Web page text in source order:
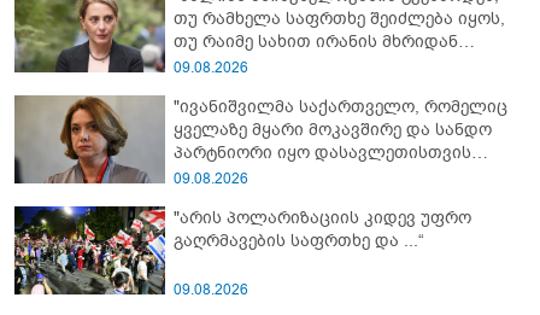
დაეკისროს ქვეყანას" - ოკუპირებული
ცხინვალის ე.წ. საგარეო უწყება
თუ რამხელა საფრთხე შეიძლება იყოს,
თუ რაიმე სახით ირანის მხრიდან
ფინანსური ინსტიტუტები აძლიერებს
ანტიეროვნული ხელისუფლების
ფინანსურ სტაბილურობას“ - ხატია
დეკანოიძე
09.08.2026
"ივანიშვილმა საქართველო, რომელიც
ყველაზე მყარი მოკავშირე და სანდო
პარტნიორი იყო დასავლეთისთვის
რეგიონში, რუსეთის და ირანის
სამრეცხაოდ აქცია"
09.08.2026
"არის პოლარიზაციის კიდევ უფრო
გაღრმავების საფრთხე და ...“
09.08.2026